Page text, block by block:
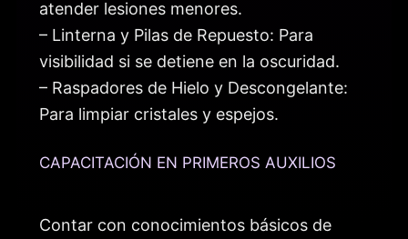
atender lesiones menores.
– Linterna y Pilas de Repuesto: Para
visibilidad si se detiene en la oscuridad.
– Raspadores de Hielo y Descongelante:
Para limpiar cristales y espejos.
CAPACITACIÓN EN PRIMEROS AUXILIOS
Contar con conocimientos básicos de